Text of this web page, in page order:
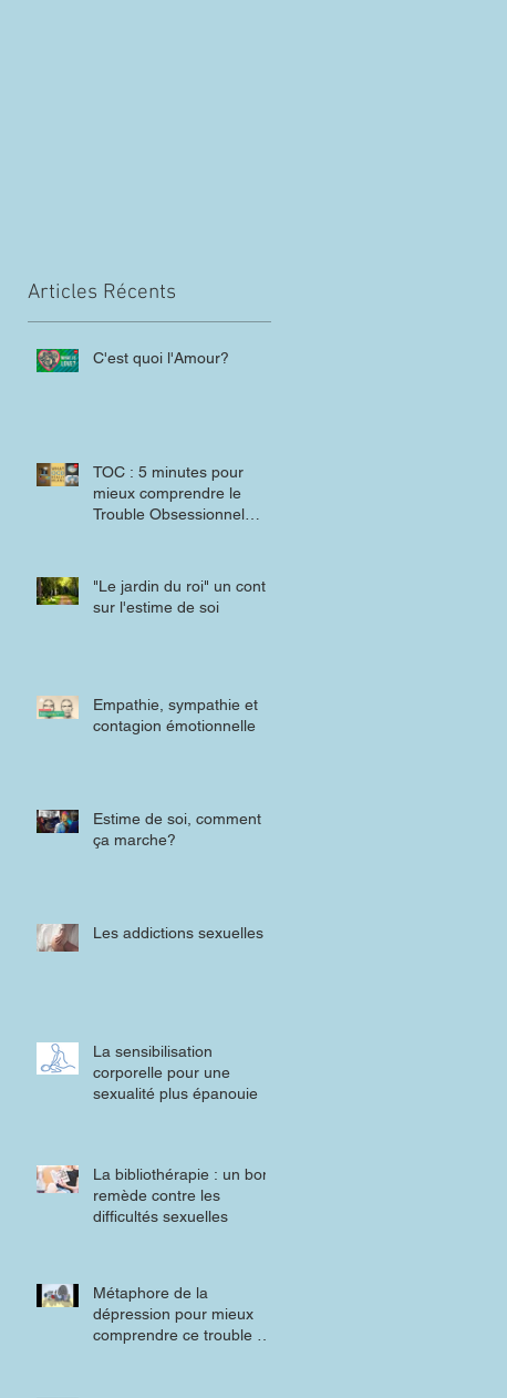
Articles Récents
C'est quoi l'Amour?
TOC : 5 minutes pour
mieux comprendre le
Trouble Obsessionnel
"Le jardin du roi" un conte
sur l'estime de soi
Empathie, sympathie et
contagion émotionnelle
Estime de soi, comment
ça marche?
Les addictions sexuelles
La sensibilisation
corporelle pour une
sexualité plus épanouie
La bibliothérapie : un bon
remède contre les
difficultés sexuelles
Métaphore de la
dépression pour mieux
comprendre ce trouble de